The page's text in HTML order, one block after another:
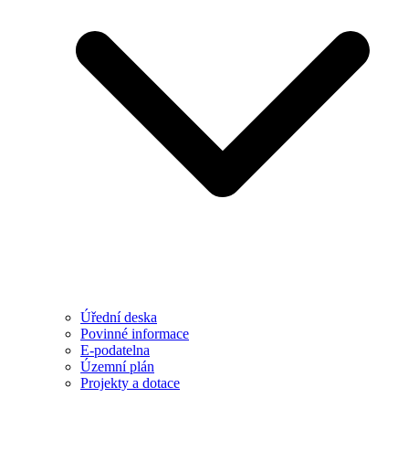
Úřední deska
Povinné informace
E-podatelna
Územní plán
Projekty a dotace